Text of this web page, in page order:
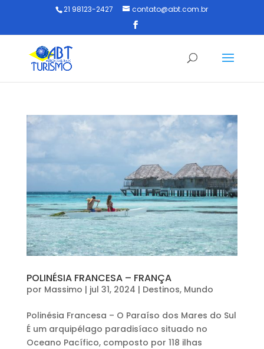
21 98123-2427 contato@abt.com.br
POLINÉSIA FRANCESA – FRANÇA
por Massimo | jul 31, 2024 | Destinos, Mundo
Polinésia Francesa – O Paraíso dos Mares do Sul
É um arquipélago paradisíaco situado no
Oceano Pacífico, composto por 118 ilhas